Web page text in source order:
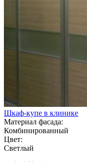
Шкаф-купе в клинике
Материал фасада:
Комбинированный
Цвет:
Светлый